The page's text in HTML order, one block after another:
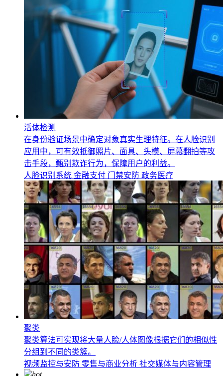
活体检测
在身份验证场景中确定对象真实生理特征。在人脸识别
应用中，可有效抵御照片、面具、头模、屏幕翻拍等攻
击手段，甄别欺诈行为，保障用户的利益。
人脸识别系统 金融支付 门禁安防 政务医疗
聚类
聚类算法可实现将大量人脸/人体图像根据它们的相似性
分组到不同的类簇。
视频监控与安防 零售与商业分析 社交媒体与内容管理
hot